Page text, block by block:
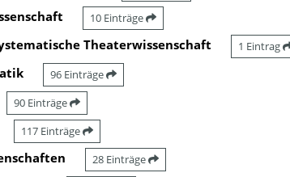
10 Einträge
Theaterwissenschaft 1 Eintrag
96 Einträge
90 Einträge
117 Einträge
28 Einträge